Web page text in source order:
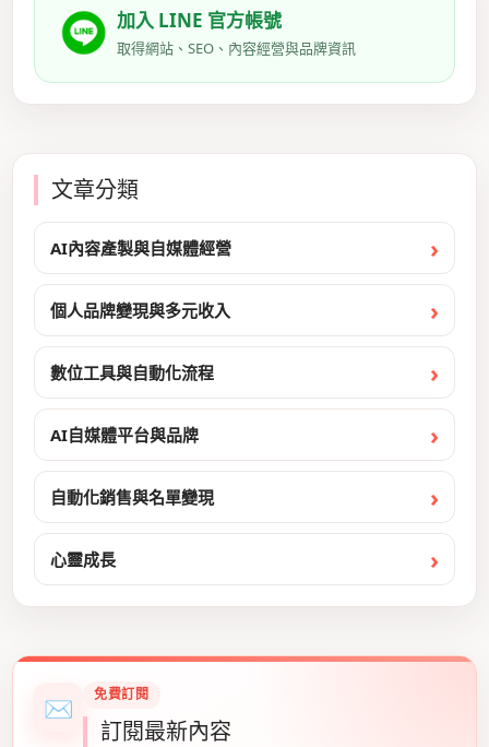
加入 LINE 官方帳號
取得網站、SEO、內容經營與品牌資訊
文章分類
AI內容產製與自媒體經營
個人品牌變現與多元收入
數位工具與自動化流程
AI自媒體平台與品牌
自動化銷售與名單變現
心靈成長
✉ 免費訂閱
訂閱最新內容